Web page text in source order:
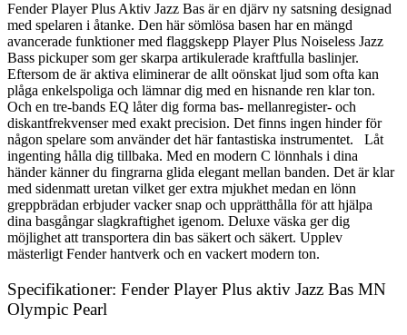
Fender Player Plus Aktiv Jazz Bas är en djärv ny satsning designad
med spelaren i åtanke. Den här sömlösa basen har en mängd
avancerade funktioner med flaggskepp Player Plus Noiseless Jazz
Bass pickuper som ger skarpa artikulerade kraftfulla baslinjer.
Eftersom de är aktiva eliminerar de allt oönskat ljud som ofta kan
plåga enkelspoliga och lämnar dig med en hisnande ren klar ton.
Och en tre-bands EQ låter dig forma bas- mellanregister- och
diskantfrekvenser med exakt precision. Det finns ingen hinder för
någon spelare som använder det här fantastiska instrumentet. Låt
ingenting hålla dig tillbaka. Med en modern C lönnhals i dina
händer känner du fingrarna glida elegant mellan banden. Det är klar
med sidenmatt uretan vilket ger extra mjukhet medan en lönn
greppbrädan erbjuder vacker snap och upprätthålla för att hjälpa
dina basgångar slagkraftighet igenom. Deluxe väska ger dig
möjlighet att transportera din bas säkert och säkert. Upplev
mästerligt Fender hantverk och en vackert modern ton.
Specifikationer: Fender Player Plus aktiv Jazz Bas MN
Olympic Pearl